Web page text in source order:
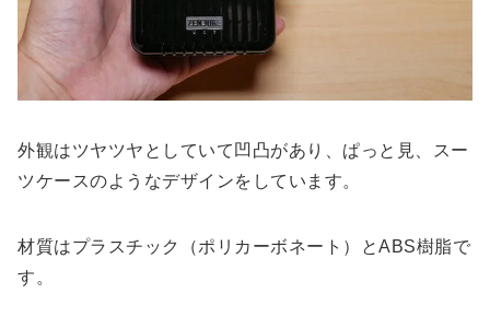
外観はツヤツヤとしていて凹凸があり、ぱっと見、スー
ツケースのようなデザインをしています。
材質はプラスチック（ポリカーボネート）とABS樹脂で
す。